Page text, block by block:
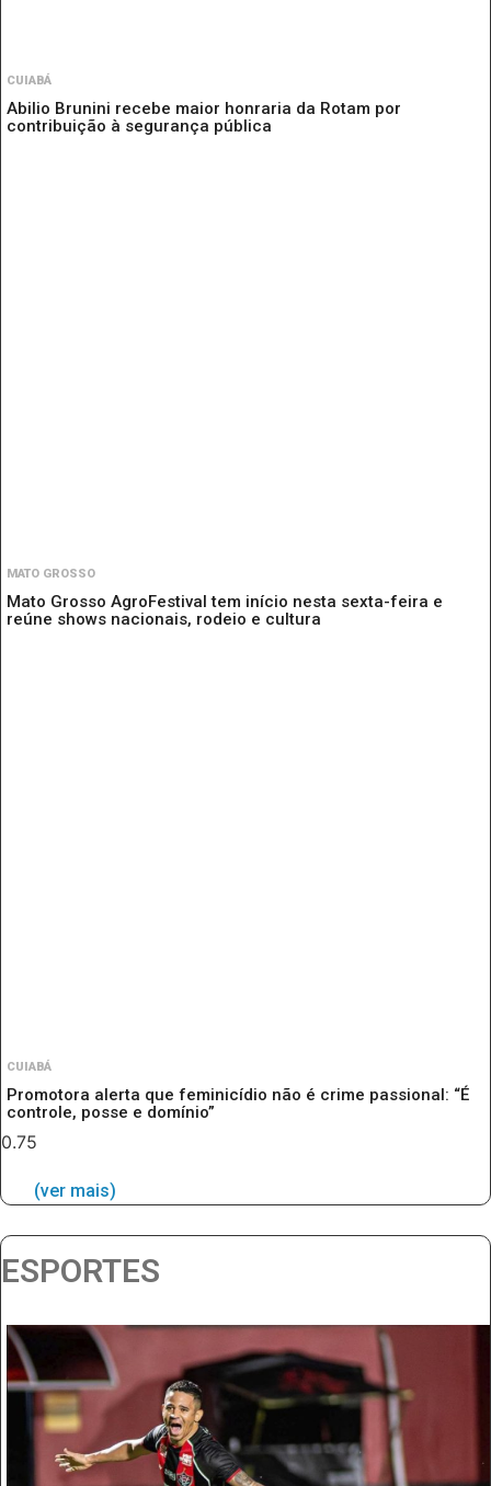
CUIABÁ
Abilio Brunini recebe maior honraria da Rotam por
contribuição à segurança pública
MATO GROSSO
Mato Grosso AgroFestival tem início nesta sexta-feira e
reúne shows nacionais, rodeio e cultura
CUIABÁ
Promotora alerta que feminicídio não é crime passional: “É
controle, posse e domínio”
(ver mais)
ESPORTES